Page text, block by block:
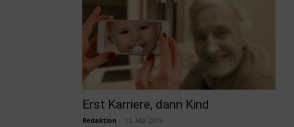
Erst Karriere, dann Kind
Redaktion 13. Mai 2019